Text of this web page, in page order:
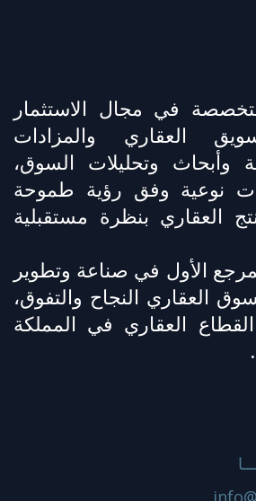
في مجال الاستثمار
العقاري والمزادات
وأبحاث وتحليلات السوق،
نوعية وفق رؤية طموحة
العقاري بنظرة مستقبلية
الأول في صناعة وتطوير
العقاري النجاح والتفوق،
القطاع العقاري في المملكة